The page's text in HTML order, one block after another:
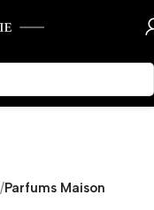
Parfums Maison